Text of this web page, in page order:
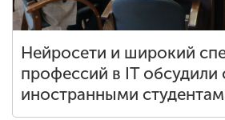
Нейросети и широкий
профессий в IT обсудили
иностранными